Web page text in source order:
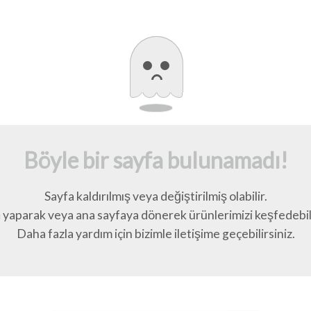
Böyle bir sayfa bulunamadı!
Sayfa kaldırılmış veya değiştirilmiş olabilir.
yaparak veya ana sayfaya dönerek ürünlerimizi
Daha fazla yardım için bizimle iletişime geçebilirsiniz.